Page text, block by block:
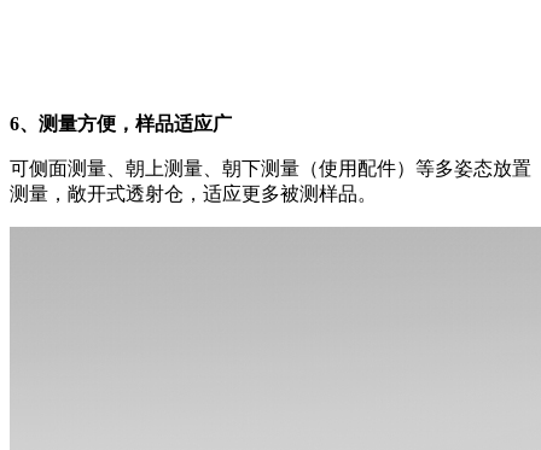
6、测量方便，样品适应广
可侧面测量、朝上测量、朝下测量（使用配件）等多姿态放置
测量，敞开式透射仓，适应更多被测样品。